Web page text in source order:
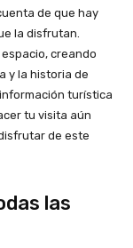
de que hay
la disfrutan.
creando
y la historia de
turística
tu visita aún
de este
las